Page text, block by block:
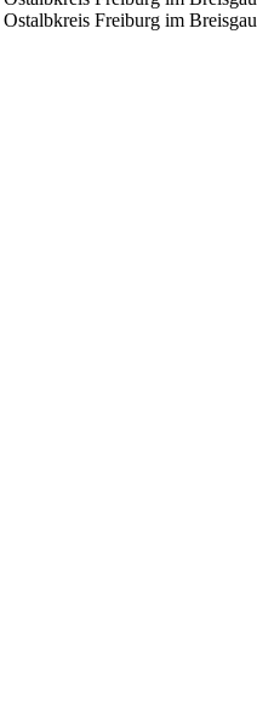
Ostalbkreis Freiburg im Breisgau